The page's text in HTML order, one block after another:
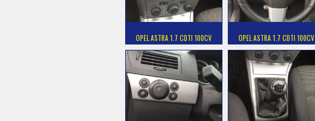
OPEL ASTRA 1.7 CDTI 100CV OPEL ASTRA 1.7 CDTI 100CV